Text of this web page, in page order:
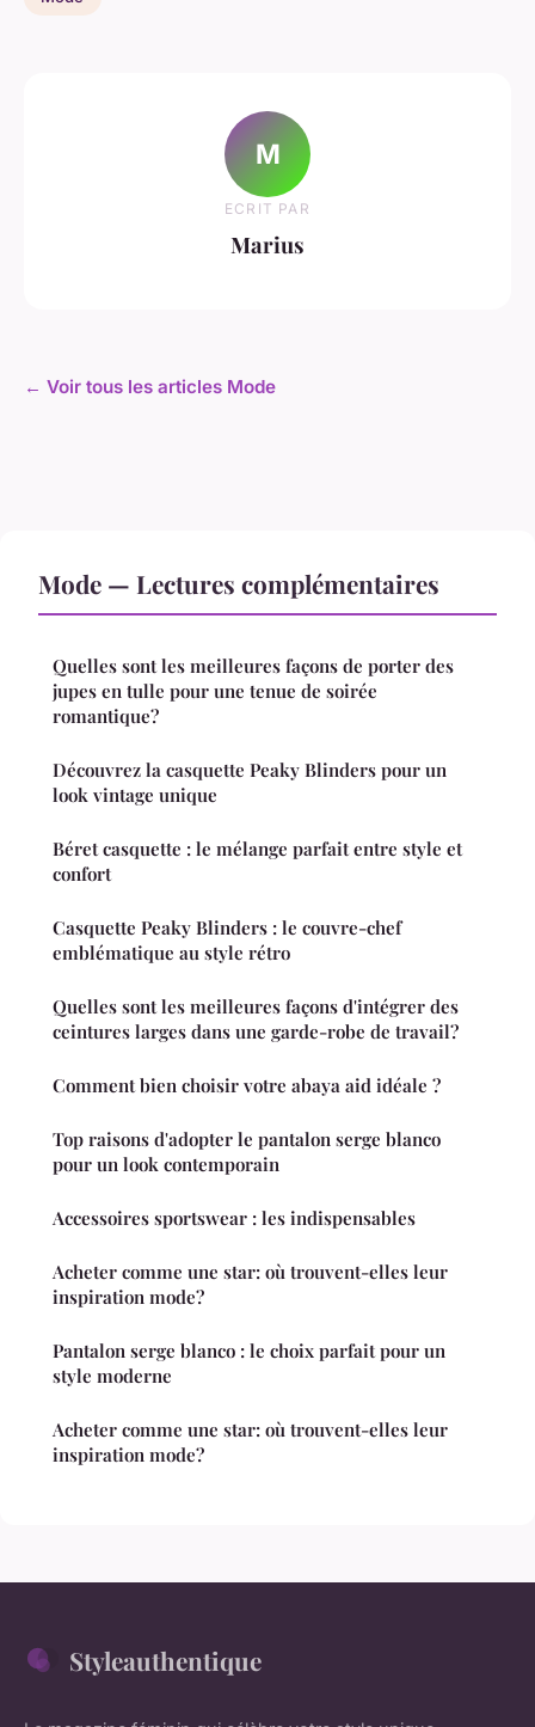
M
ECRIT PAR
Marius
← Voir tous les articles Mode
Mode — Lectures complémentaires
Quelles sont les meilleures façons de porter des
jupes en tulle pour une tenue de soirée
romantique?
Découvrez la casquette Peaky Blinders pour un
look vintage unique
Béret casquette : le mélange parfait entre style et
confort
Casquette Peaky Blinders : le couvre-chef
emblématique au style rétro
Quelles sont les meilleures façons d'intégrer des
ceintures larges dans une garde-robe de travail?
Comment bien choisir votre abaya aid idéale ?
Top raisons d'adopter le pantalon serge blanco
pour un look contemporain
Accessoires sportswear : les indispensables
Acheter comme une star: où trouvent-elles leur
inspiration mode?
Pantalon serge blanco : le choix parfait pour un
style moderne
Acheter comme une star: où trouvent-elles leur
inspiration mode?
Styleauthentique